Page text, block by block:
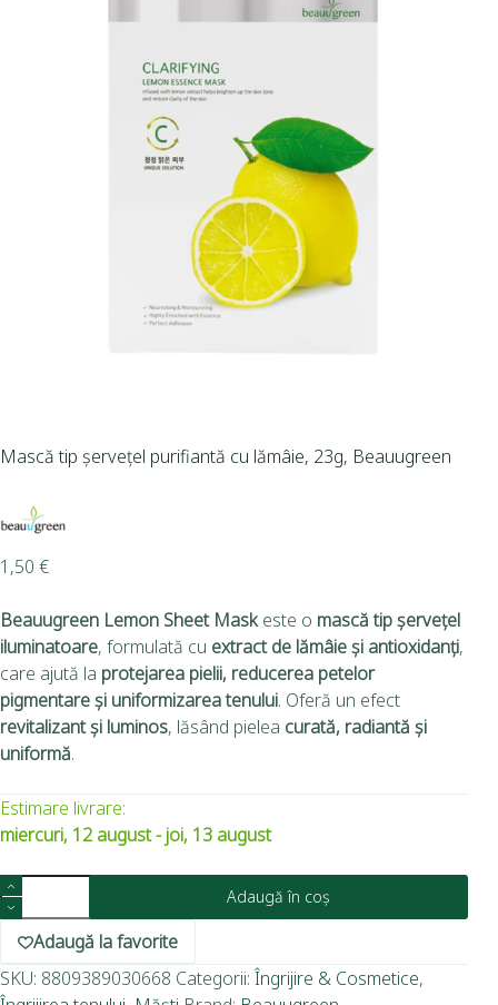
Mască tip șervețel purifiantă cu lămâie, 23g, Beauugreen
1,50 €
Beauugreen Lemon Sheet Maskeste o mască tip șervețel
iluminatoare, formulată cu extract de lămâie și antioxidanți,
care ajută la protejarea pielii, reducerea petelor
pigmentare și uniformizarea tenului. Oferă un efect
revitalizant și luminos, lăsând pielea curată, radiantă și
uniformă.
Estimare livrare:
miercuri, 12 august - joi, 13 august
Adaugă în coș
Adaugă la favorite
SKU: 8809389030668 Categorii: Îngrijire & Cosmetice,